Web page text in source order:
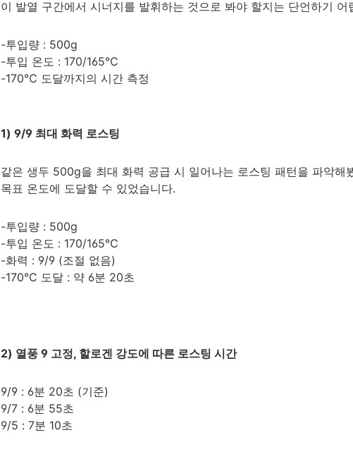
이 발열 구간에서 시너지를 발휘하는 것으로 봐야 할지는 단언하기 어
-투입량 : 500g
-투입 온도 : 170/165℃
-170℃ 도달까지의 시간 측정
1) 9/9 최대 화력 로스팅
같은 생두 500g을 최대 화력 공급 시 일어나는 로스팅 패턴을 파악해
목표 온도에 도달할 수 있었습니다.
-투입량 : 500g
-투입 온도 : 170/165℃
-화력 : 9/9 (조절 없음)
-170℃ 도달 : 약 6분 20초
2) 열풍 9 고정, 할로겐 강도에 따른 로스팅 시간
9/9 : 6분 20초 (기준)
9/7 : 6분 55초
9/5 : 7분 10초